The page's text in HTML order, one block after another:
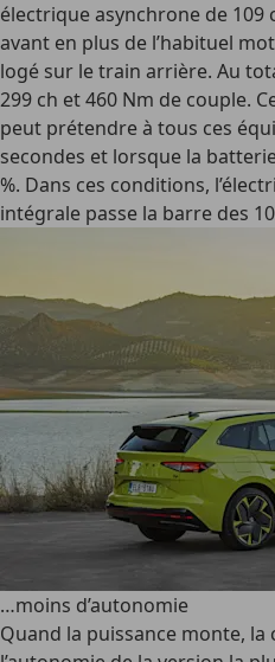
électrique asynchrone de 109
avant en plus de l’habituel
logé sur le train arrière. Au
299 ch et 460 Nm de couple.
peut prétendre à tous ces
secondes et lorsque la
%. Dans ces conditions,
intégrale passe la barre des
…moins d’autonomie
Quand la puissance monte,